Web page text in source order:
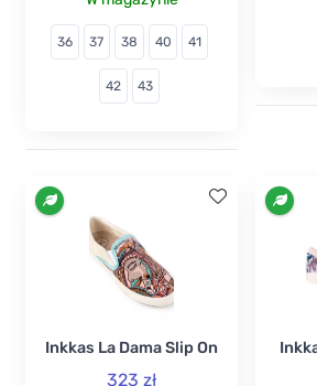
36 37 38 40 41
42 43
Inkkas La Dama Slip On
323 zł